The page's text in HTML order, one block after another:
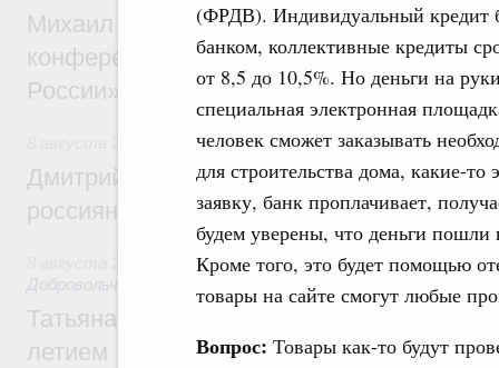
(ФРДВ). Индивидуальный кредит
банком, коллективные кредиты
от 8,5 до 10,5%. Но деньги на
специальная электронная
человек сможет заказывать
для строительства дома, какие-
заявку, банк проплачивает,
будем уверены, что деньги пошли
Кроме того, это будет помощью
товары на сайте смогут любые
Вопрос: Товары как-то будут
Михаил Мишустин дал поручения по
конференции «Цифровая индустрия
России»
Спорт высших достижений и массовый
Дмитрий Чернышенко и Михаил
россиян с Днём физкультурника
Социальные инновации. Некоммерческие
Добровольчество и волонтёрство. Благотворительность
Татьяна Голикова поздравила
летием